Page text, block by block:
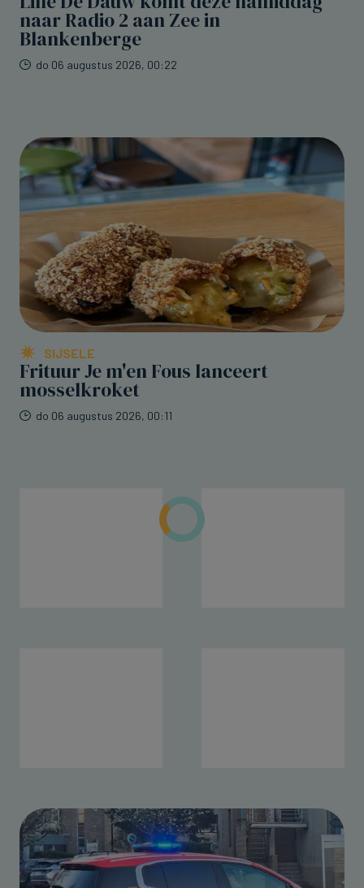
naar Radio 2 aan Zee in
Blankenberge
do 06 augustus 2026, 00:22
SIJSELE
Frituur Je m'en Fous lanceert
mosselkroket
do 06 augustus 2026, 00:11